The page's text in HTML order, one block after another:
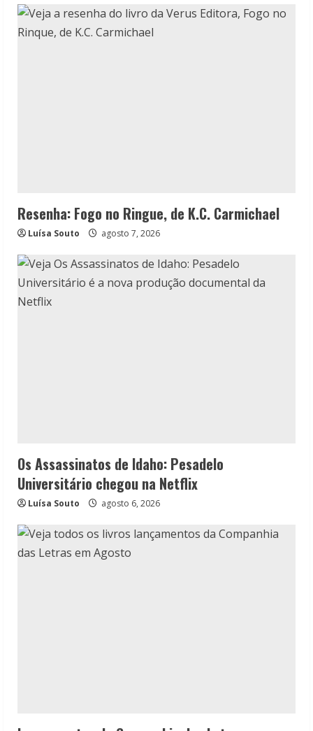
Resenha: Fogo no Ringue, de K.C. Carmichael
Luísa Souto agosto 7, 2026
Os Assassinatos de Idaho: Pesadelo
Universitário chegou na Netflix
Luísa Souto agosto 6, 2026